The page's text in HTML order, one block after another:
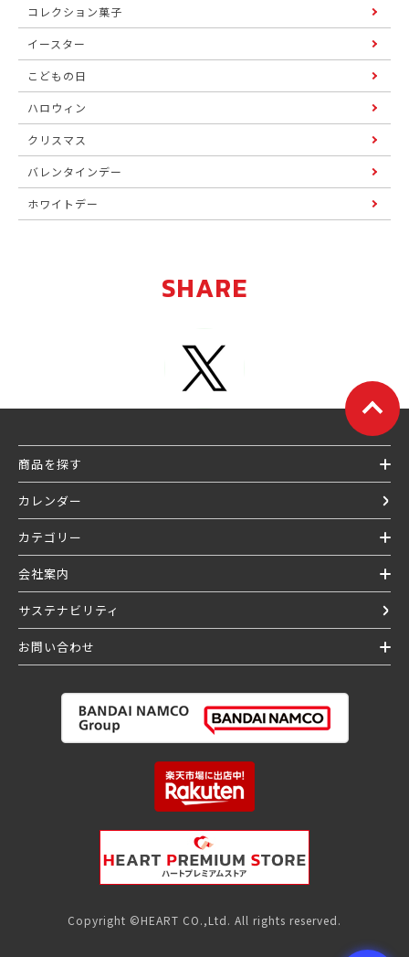
コレクション菓子
イースター
こどもの日
ハロウィン
クリスマス
バレンタインデー
ホワイトデー
SHARE
商品を探す
カレンダー
カテゴリー
会社案内
サステナビリティ
お問い合わせ
Copyright ©HEART CO.,Ltd. All rights reserved.